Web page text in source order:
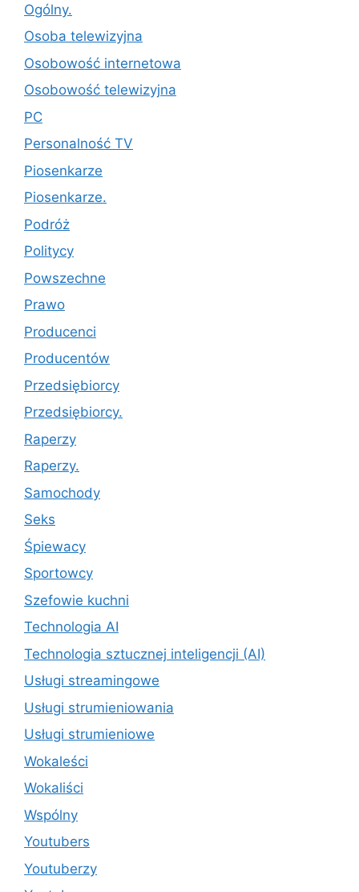
Ogólny.
Osoba telewizyjna
Osobowość internetowa
Osobowość telewizyjna
PC
Personalność TV
Piosenkarze
Piosenkarze.
Podróż
Politycy
Powszechne
Prawo
Producenci
Producentów
Przedsiębiorcy
Przedsiębiorcy.
Raperzy
Raperzy.
Samochody
Seks
Śpiewacy
Sportowcy
Szefowie kuchni
Technologia AI
Technologia sztucznej inteligencji (AI)
Usługi streamingowe
Usługi strumieniowania
Usługi strumieniowe
Wokaleści
Wokaliści
Wspólny
Youtubers
Youtuberzy